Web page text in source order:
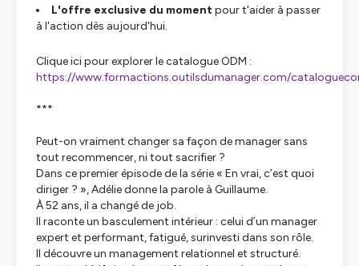
L'offre exclusive du momentpour t'aider à passer
à l'action dès aujourd'hui.
Clique ici pour explorer le catalogue ODM :
https://www.formactions.outilsdumanager.com/
***
Peut-on vraiment changer sa façon de manager sans
tout recommencer, ni tout sacrifier ?
Dans ce premier épisode de la série « En vrai, c’est quoi
diriger ? », Adélie donne la parole à Guillaume.
À 52 ans, il a changé de job.
Il raconte un basculement intérieur : celui d’un manager
expert et performant, fatigué, surinvesti dans son rôle.
Il découvre un management relationnel et structuré.